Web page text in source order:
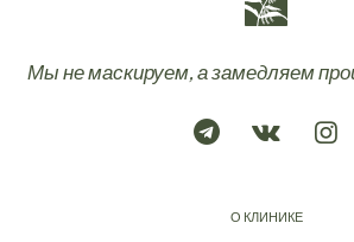
Мы не маскируем, а замедляем
О КЛИНИКЕ